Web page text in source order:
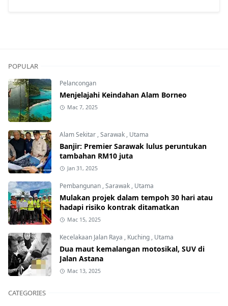
POPULAR
Pelancongan
Menjelajahi Keindahan Alam Borneo
Mac 7, 2025
Alam Sekitar ,Sarawak , Utama
Banjir: Premier Sarawak lulus peruntukan
tambahan RM10 juta
Jan 31, 2025
Pembangunan ,Sarawak , Utama
Mulakan projek dalam tempoh 30 hari atau
hadapi risiko kontrak ditamatkan
Mac 15, 2025
Kecelakaan Jalan Raya , Kuching , Utama
Dua maut kemalangan motosikal, SUV di
Jalan Astana
Mac 13, 2025
CATEGORIES